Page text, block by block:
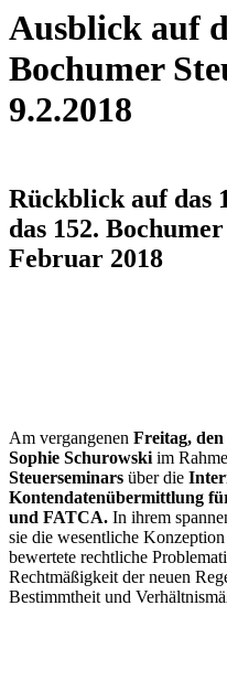
Ausblick auf
Bochumer
9.2.2018
Rückblick auf das
das 152.
Februar 2018
Am vergangenen Freitag,
Sophie Schurowski im
Steuerseminars über die
Kontendatenübermittlung
und FATCA. In ihrem
sie die wesentliche
bewertete rechtliche
Rechtmäßigkeit der neuen
Bestimmtheit und